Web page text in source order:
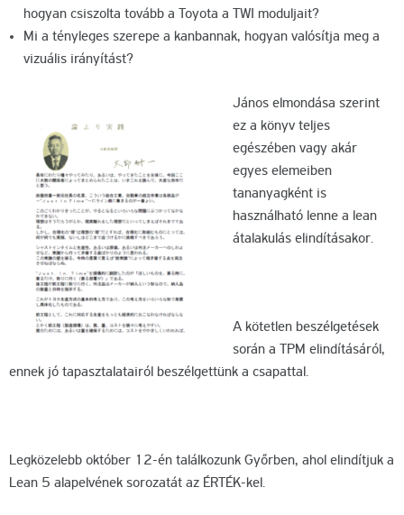
hogyan csiszolta tovább a Toyota a TWI moduljait?
Mi a tényleges szerepe a kanbannak, hogyan valósítja meg a
vizuális irányítást?
János elmondása szerint
ez a könyv teljes
egészében vagy akár
egyes elemeiben
tananyagként is
használható lenne a lean
átalakulás elindításakor.
A kötetlen beszélgetések
során a TPM elindításáról,
ennek jó tapasztalatairól beszélgettünk a csapattal.
Legközelebb október 12-én találkozunk Győrben, ahol elindítjuk a
Lean 5 alapelvének sorozatát az ÉRTÉK-kel.